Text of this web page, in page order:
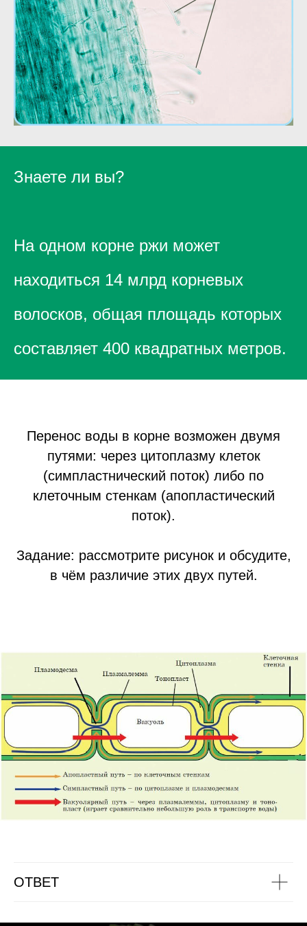
Знаете ли вы?
На одном корне ржи может
находиться 14 млрд корневых
волосков, общая площадь которых
составляет 400 квадратных метров.
Перенос воды в корне возможен двумя
путями: через цитоплазму клеток
(симпластнический поток) либо по
клеточным стенкам (апопластический
поток).
Задание: рассмотрите рисунок и обсудите,
в чём различие этих двух путей.
ОТВЕТ